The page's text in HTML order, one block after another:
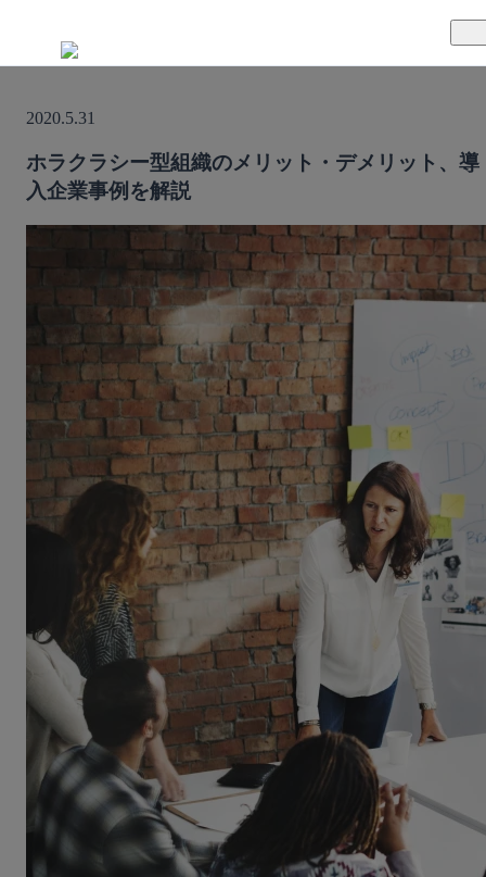
TUNAGの特徴
サポート体制
セキュリティ体制
導入事例
活用方法
運営会社
セミナー
お役立ち資料
資料ダウンロード
無料デモ
を見る
2020.5.31
ホラクラシー型組織のメリット・デメリット、導
入企業事例を解説